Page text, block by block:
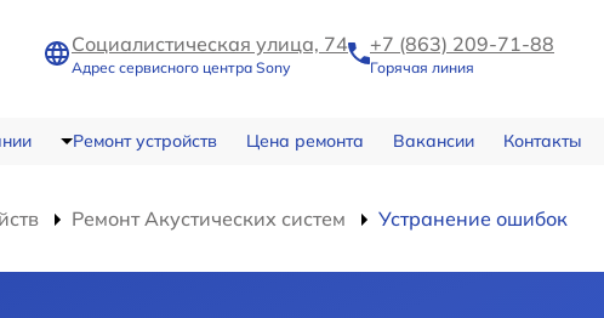
Социалистическая улица, 74
Адрес сервисного центра Sony
+7 (863) 209-71-88
Горячая линия
Ремонт устройств Цена ремонта Вакансии Контакты
Ремонт Акустических систем Устранение ошибок